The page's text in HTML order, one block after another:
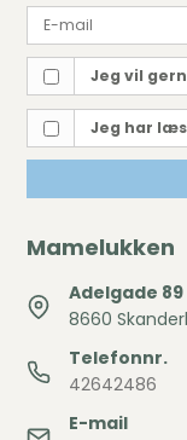
Jeg vil
Jeg har
Mamelukken
Adelgade 89
8660
Telefonnr.
42642486
E-mail